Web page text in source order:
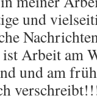
und
Arbeit am
und am